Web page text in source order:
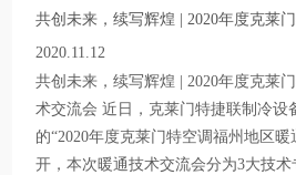
共创未来，续写辉煌 | 2020年度克莱
2020.11.12
共创未来，续写辉煌 | 2020年度克莱
术交流会 近日，克莱门特捷联制冷设
的“2020年度克莱门特空调福州地区
开，本次暖通技术交流会分为3大技